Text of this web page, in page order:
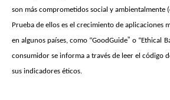
son más comprometidos social y ambientalmente
Prueba de ellos es el crecimiento de aplicaciones
en algunos países, como “GoodGuide” o “Ethical
consumidor se informa a través de leer el código
sus indicadores éticos.